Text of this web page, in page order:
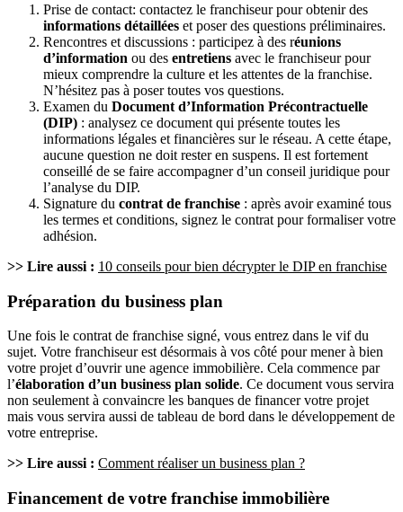
Prise de contact: contactez le franchiseur pour obtenir des
informations détaillées et poser des questions préliminaires.
Rencontres et discussions : participez à des réunions
d’information ou des entretiens avec le franchiseur pour
mieux comprendre la culture et les attentes de la franchise.
N’hésitez pas à poser toutes vos questions.
Examen du Document d’Information Précontractuelle
(DIP) : analysez ce document qui présente toutes les
informations légales et financières sur le réseau. A cette étape,
aucune question ne doit rester en suspens. Il est fortement
conseillé de se faire accompagner d’un conseil juridique pour
l’analyse du DIP.
Signature du contrat de franchise : après avoir examiné tous
les termes et conditions, signez le contrat pour formaliser votre
adhésion.
>> Lire aussi : 10 conseils pour bien décrypter le DIP en franchise
Préparation du business plan
Une fois le contrat de franchise signé, vous entrez dans le vif du
sujet. Votre franchiseur est désormais à vos côté pour mener à bien
votre projet d’ouvrir une agence immobilière. Cela commence par
l’élaboration d’un business plan solide. Ce document vous servira
non seulement à convaincre les banques de financer votre projet
mais vous servira aussi de tableau de bord dans le développement de
votre entreprise.
>> Lire aussi : Comment réaliser un business plan ?
Financement de votre franchise immobilière